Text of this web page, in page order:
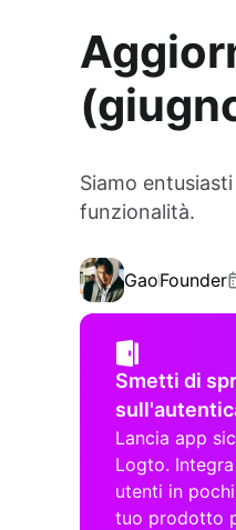
Siamo
funzionalità.
GaoFounder
Smetti di
Lancia app
Logto.
utenti in
tuo prodotto